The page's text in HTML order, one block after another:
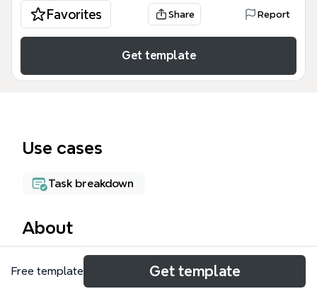
Favorites Share Report
Get template
Use cases
Task breakdown
About
Le Projet de groupe UE23.1 mind map est un guide
méthodologique structuré pour la gestion de
Free template Get template